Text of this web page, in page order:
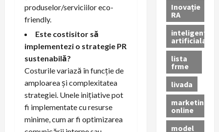
produselor/serviciilor eco-
friendly.
Este costisitor să
implementezi o strategie PR
sustenabilă?
Costurile variază în funcție de
amploarea și complexitatea
strategiei. Unele inițiative pot
fi implementate cu resurse
minime, cum ar fi optimizarea
Inovație
RA
inteligenta
artificiala
lista
frme
livada
marketing
online
model